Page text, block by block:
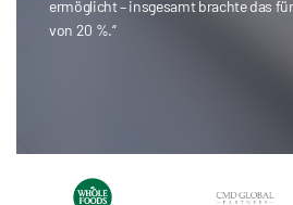
damit verbringen, Seiten
von Dokumenten anzupassen.“